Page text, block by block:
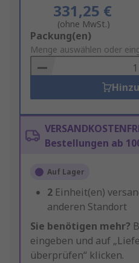
331,25 €
(ohne MwSt.)
Add
to
Basket
Packung(en)
Menge auswählen oder
Bestellungen ab
Auf Lager
2 Einheit(en)
anderen Standort
Sie benötigen mehr?
eingeben und auf
überprüfen“ klicken.